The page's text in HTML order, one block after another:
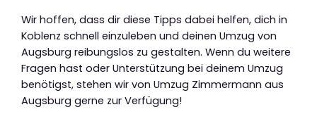
Wir hoffen, dass dir diese Tipps dabei helfen, dich in
Koblenz schnell einzuleben und deinen Umzug von
Augsburg reibungslos zu gestalten. Wenn du weitere
Fragen hast oder Unterstützung bei deinem Umzug
benötigst, stehen wir von Umzug Zimmermann aus
Augsburg gerne zur Verfügung!